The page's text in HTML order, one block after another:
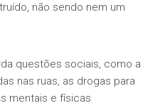
não sendo nem um
questões sociais, como a
nas ruas, as drogas para
mentais e físicas